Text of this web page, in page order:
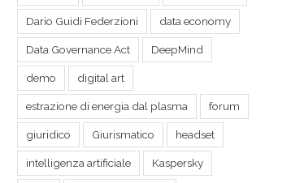
Dario Guidi Federzioni data economy
Data Governance Act DeepMind
demo digital art
estrazione di energia dal plasma forum
giuridico Giurismatico headset
intelligenza artificiale Kaspersky